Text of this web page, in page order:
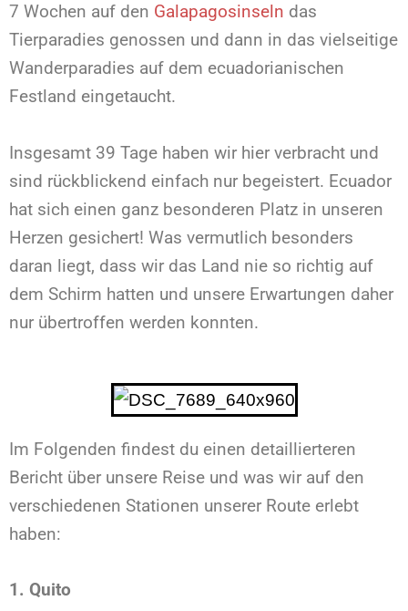
7 Wochen auf den Galapagosinseln das
Tierparadies genossen und dann in das vielseitige
Wanderparadies auf dem ecuadorianischen
Festland eingetaucht.
Insgesamt 39 Tage haben wir hier verbracht und
sind rückblickend einfach nur begeistert. Ecuador
hat sich einen ganz besonderen Platz in unseren
Herzen gesichert! Was vermutlich besonders
daran liegt, dass wir das Land nie so richtig auf
dem Schirm hatten und unsere Erwartungen daher
nur übertroffen werden konnten.
Im Folgenden findest du einen detaillierteren
Bericht über unsere Reise und was wir auf den
verschiedenen Stationen unserer Route erlebt
haben:
1. Quito